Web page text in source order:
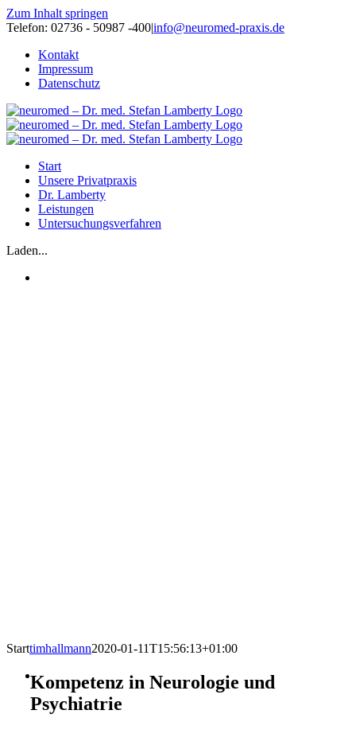
Zum Inhalt springen
Telefon: 02736 - 50987 -400|info@neuromed-praxis.de
Kontakt
Impressum
Datenschutz
Start
Unsere Privatpraxis
Dr. Lamberty
Leistungen
Untersuchungsverfahren
Laden...
Starttimhallmann2020-01-11T15:56:13+01:00
Kompetenz in Neurologie und
Psychiatrie